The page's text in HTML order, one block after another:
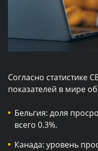
Согласно статистике
показателей в мире
Бельгия: доля
всего 0.3%.
Канада: уровень